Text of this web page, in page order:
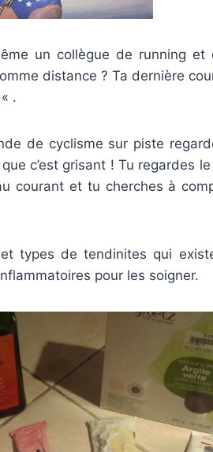
un collègue de running et
distance ? Ta dernière
.
de cyclisme sur piste
c’est grisant ! Tu regardes
courant et tu cherches à
types de tendinites qui
pour les soigner.